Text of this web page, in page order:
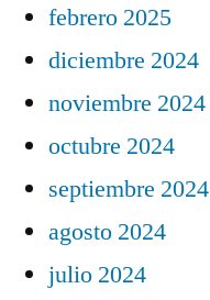
febrero 2025
diciembre 2024
noviembre 2024
octubre 2024
septiembre 2024
agosto 2024
julio 2024